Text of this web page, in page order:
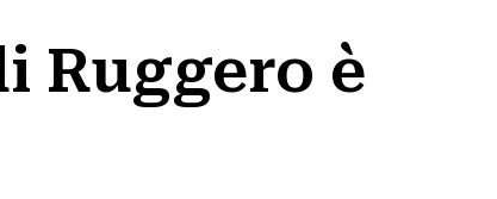
Ruggero è